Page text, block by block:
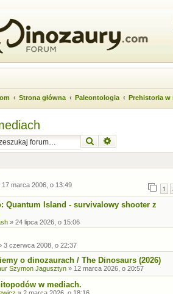
Strona główna Paleontologia Prehistoria w
Szukaj
17 marca 2006, o 13:49 1
Quantum Island - survivalowy shooter z
» 24 lipca 2026, o 15:06
3 czerwca 2008, o 22:37
o dinozaurach / The Dinosaurs (2026)
Szymon Jagusztyn » 12 marca 2026, o 20:57
w mediach.